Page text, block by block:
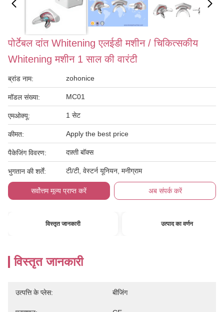
पोर्टेबल दांत Whitening एलईडी मशीन / चिकित्सकीय
Whitening मशीन 1 साल की वारंटी
ब्रांड नाम: zohonice
मॉडल संख्या: MC01
एमओक्यू: 1 सेट
कीमत: Apply the best price
पैकेजिंग विवरण: दफ़्ती बॉक्स
भुगतान की शर्तें: टी/टी, वेस्टर्न यूनियन, मनीग्राम
सर्वोत्तम मूल्य प्राप्त करें अब संपर्क करें
विस्तृत जानकारी उत्पाद का वर्णन
विस्तृत जानकारी
उत्पत्ति के प्लेस: बीजिंग